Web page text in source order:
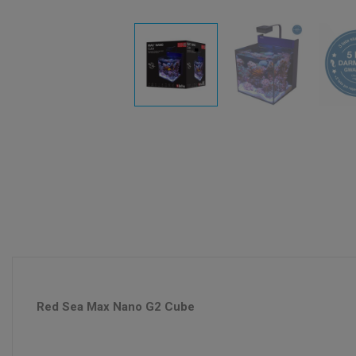
Red Sea Max Nano G2 Cube